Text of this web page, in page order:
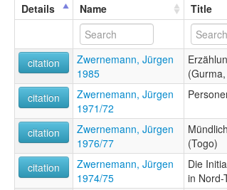
Details
Name Title
citation
Zwernemann, Jürgen
1985
citation
Zwernemann, Jürgen
1971/72
citation
Zwernemann, Jürgen
1976/77
(Togo)
citation
Zwernemann, Jürgen
1974/75
Die
in Nord-